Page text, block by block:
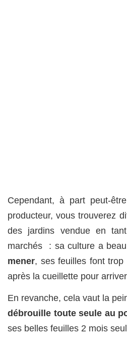
Cependant, à part peut-
producteur, vous trouverez
des jardins vendue en
marchés : sa culture a
mener, ses feuilles font
après la cueillette pour
En revanche, cela vaut la
débrouille toute seule au
ses belles feuilles 2 mois